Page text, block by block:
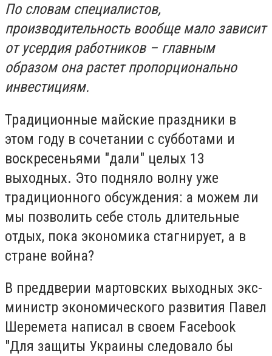
По словам специалистов,
производительность вообще мало зависит
от усердия работников – главным
образом она растет пропорционально
инвестициям.
Традиционные майские праздники в
этом году в сочетании с субботами и
воскресеньями "дали" целых 13
выходных. Это подняло волну уже
традиционного обсуждения: а можем ли
мы позволить себе столь длительные
отдых, пока экономика стагнирует, а в
стране война?
В преддверии мартовских выходных экс-
министр экономического развития Павел
Шеремета написал в своем Facebook
"Для защиты Украины следовало бы